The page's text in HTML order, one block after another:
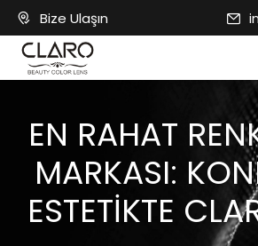
Bize Ulaşın
EN RAHAT
MARKASI:
ESTETIKTE